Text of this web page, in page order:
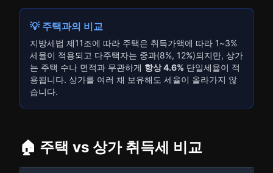
💡 주택과의 비교
지방세법 제11조에 따라 주택은 취득가액에 따라 1~3%
세율이 적용되고 다주택자는 중과(8%, 12%)되지만, 상가
는 주택 수나 면적과 무관하게 항상 4.6% 단일세율이 적
용됩니다. 상가를 여러 채 보유해도 세율이 올라가지 않
습니다.
🏠 주택 vs 상가 취득세 비교